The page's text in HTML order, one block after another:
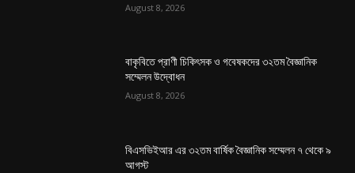
August 8, 2026
বাকৃবিতে প্রাণী চিকিৎসক ও গবেষকদের ৩২তম বৈজ্ঞানিক
সম্মেলন উদ্বোধন
August 8, 2026
বিএসভিইআর এর ৩২তম বার্ষিক বৈজ্ঞানিক সম্মেলন ৭ থেকে ৯
আগস্ট